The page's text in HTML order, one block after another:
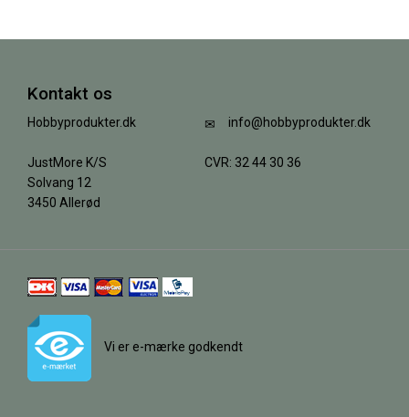
Kontakt os
Hobbyprodukter.dk
JustMore K/S
Solvang 12
3450 Allerød
info@hobbyprodukter.dk
CVR: 32 44 30 36
Vi er e-mærke godkendt